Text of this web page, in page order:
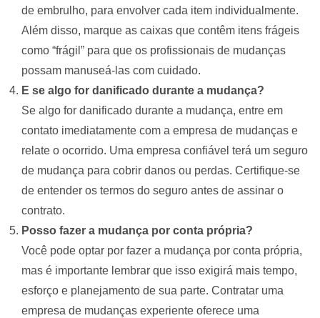
de embrulho, para envolver cada item individualmente.
Além disso, marque as caixas que contêm itens frágeis
como “frágil” para que os profissionais de mudanças
possam manuseá-las com cuidado.
E se algo for danificado durante a mudança?
Se algo for danificado durante a mudança, entre em
contato imediatamente com a empresa de mudanças e
relate o ocorrido. Uma empresa confiável terá um seguro
de mudança para cobrir danos ou perdas. Certifique-se
de entender os termos do seguro antes de assinar o
contrato.
Posso fazer a mudança por conta própria?
Você pode optar por fazer a mudança por conta própria,
mas é importante lembrar que isso exigirá mais tempo,
esforço e planejamento de sua parte. Contratar uma
empresa de mudanças experiente oferece uma